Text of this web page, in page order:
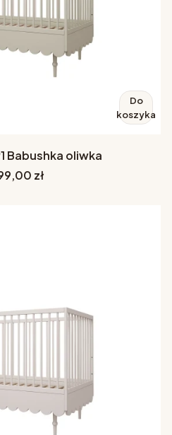
Do
koszyka
Babushka oliwka
zł